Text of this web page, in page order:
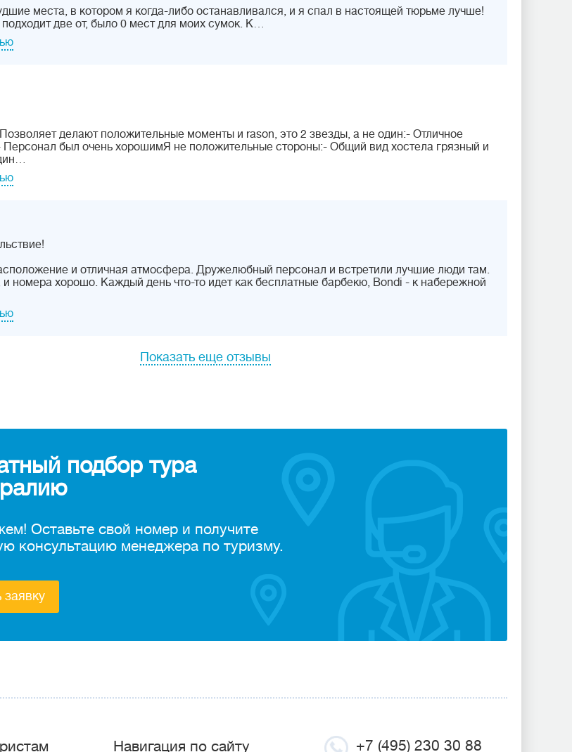
места, в котором я когда-либо останавливался, и я спал в настоящей тюрьме лучше!
две от, было 0 мест для моих сумок. К…
делают положительные моменты и rason, это 2 звезды, а не один:- Отличное
был очень хорошимЯ не положительные стороны:- Общий вид хостела грязный и
и отличная атмосфера. Дружелюбный персонал и встретили лучшие люди там.
номера хорошо. Каждый день что-то идет как бесплатные барбекю, Bondi - к набережной
Показать еще отзывы
подбор тура
Оставьте свой номер и получите
консультацию менеджера по туризму.
заявку
Навигация по сайту +7 (495) 230 30 88